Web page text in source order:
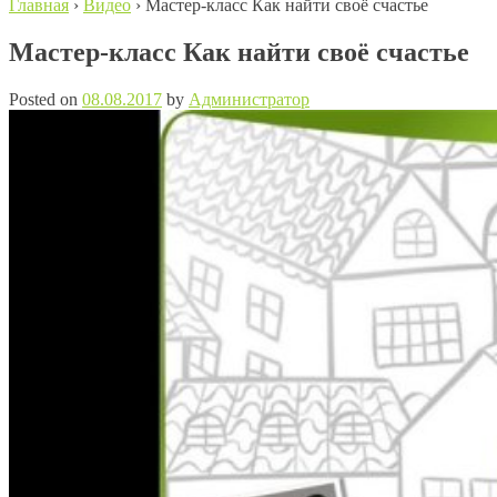
Главная › Видео › Мастер-класс Как найти своё счастье
Мастер-класс Как найти своё счастье
Posted on 08.08.2017 by Администратор